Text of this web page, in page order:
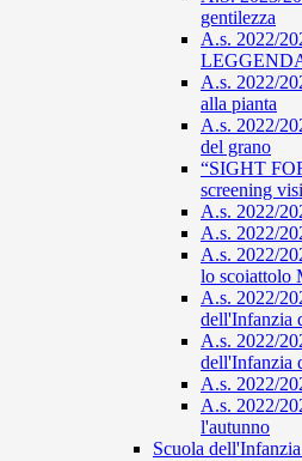
gentilezza
A.s. 2022/
A.s. 2022/
alla pianta
A.s. 2022/
del grano
“SIGHT
screening
A.s. 2022/
A.s. 2022/
A.s. 2022/
lo scoiattolo
A.s. 2022/
dell'Infanzia
A.s. 2022/
dell'Infanzia
A.s. 2022/
A.s. 2022/
l'autunno
Scuola